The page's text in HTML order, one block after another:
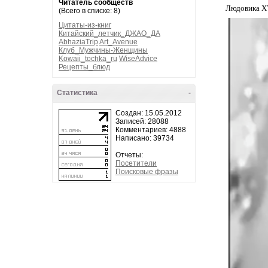
Читатель сообществ
(Всего в списке: 8)
Цитаты-из-книг
Китайский_летчик_ДЖАО_ДА
AbhaziaTrip Art_Avenue
Клуб_Мужчины-Женщины
Kowaii_tochka_ru WiseAdvice
Рецепты_блюд
-
Статистика
Создан: 15.05.2012
Записей: 28088
Комментариев: 4888
Написано: 39734
Отчеты:
Посетители
Поисковые фразы
Людовика